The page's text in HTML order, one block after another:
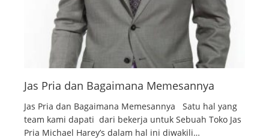
Jas Pria dan Bagaimana Memesannya
Jas Pria dan Bagaimana Memesannya Satu hal yang
team kami dapati dari bekerja untuk Sebuah Toko Jas
Pria Michael Harey’s dalam hal ini diwakili…